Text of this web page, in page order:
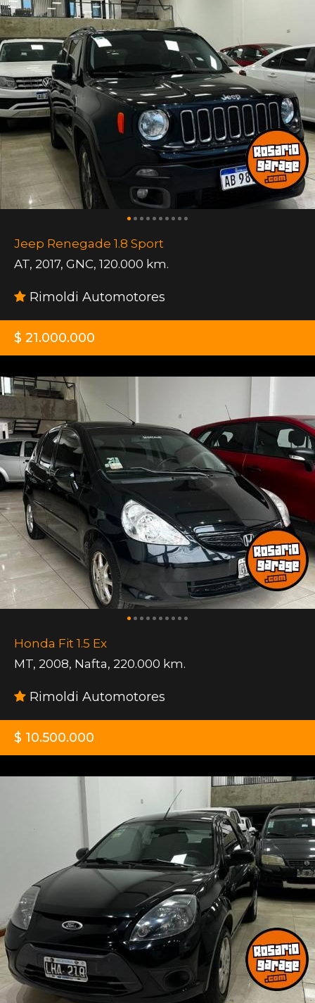
Jeep Renegade 1.8 Sport
AT, 2017, GNC, 120.000 km.
Rimoldi Automotores
$ 21.000.000
Honda Fit 1.5 Ex
MT, 2008, Nafta, 220.000 km.
Rimoldi Automotores
$ 10.500.000